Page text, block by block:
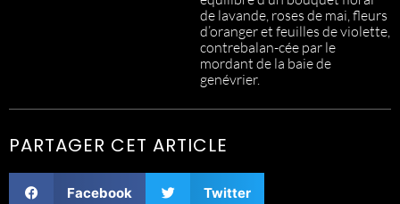
de lavande, roses de mai, fleurs
d’oranger et feuilles de violette,
contrebalan-cée par le
mordant de la baie de
genévrier.
PARTAGER CET ARTICLE
Facebook Twitter